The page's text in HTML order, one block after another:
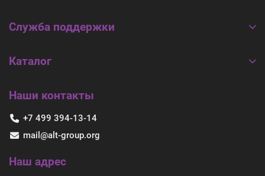
Служба поддержки
Каталог
Наши контакты
+7 499 394-13-14
mail@alt-group.org
Наш адрес